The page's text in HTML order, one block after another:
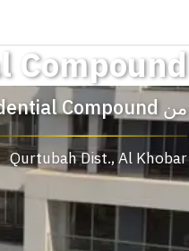
Compound
من Compound
Qurtubah Dist.,Al Khobar